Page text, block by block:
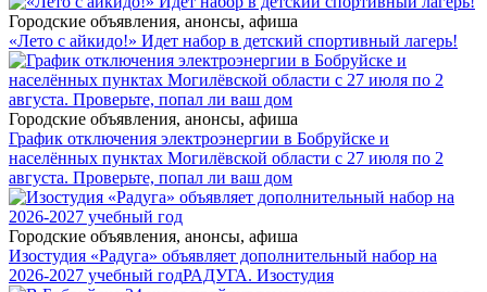
Городские объявления, анонсы, афиша
«Лето с айкидо!» Идет набор в детский спортивный лагерь!
Городские объявления, анонсы, афиша
График отключения электроэнергии в Бобруйске и
населённых пунктах Могилёвской области с 27 июля по 2
августа. Проверьте, попал ли ваш дом
Городские объявления, анонсы, афиша
Изостудия «Радуга» объявляет дополнительный набор на
2026-2027 учебный годРАДУГА. Изостудия